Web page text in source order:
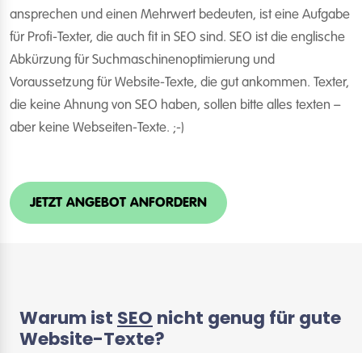
ansprechen und einen Mehrwert bedeuten, ist eine Aufgabe
für Profi-Texter, die auch fit in SEO sind. SEO ist die englische
Abkürzung für Suchmaschinenoptimierung und
Voraussetzung für Website-Texte, die gut ankommen. Texter,
die keine Ahnung von SEO haben, sollen bitte alles texten –
aber keine Webseiten-Texte. ;-)
JETZT ANGEBOT ANFORDERN
Warum ist SEO nicht genug für gute
Website-Texte?